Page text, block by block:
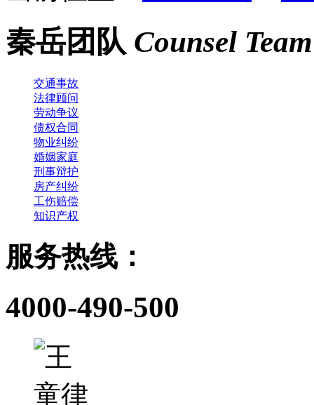
秦岳团队 Counsel Team
交通事故
法律顾问
劳动争议
债权合同
物业纠纷
婚姻家庭
刑事辩护
房产纠纷
工伤赔偿
知识产权
服务热线：
4000-490-500